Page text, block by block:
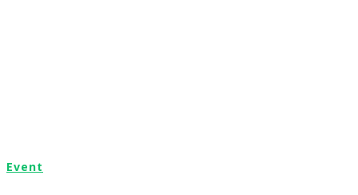
Event